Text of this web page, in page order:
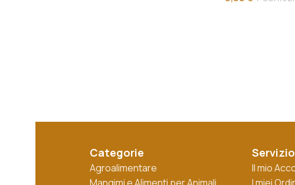
Categorie
Agroalimentare
Il mio